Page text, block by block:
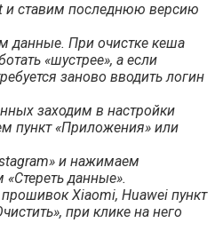
и ставим последнюю версию
данные. При очистке кеша
«шустрее», а если
заново вводить логин
заходим в настройки
пункт «Приложения» или
и нажимаем
«Стереть данные».
Xiaomi, Huawei пункт
при клике на него